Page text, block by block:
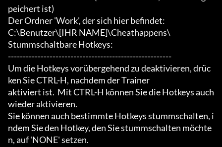
peichert ist)
Der Ordner 'Work', der sich hier befindet:
C:\Benutzer\[IHR NAME]\Cheathappens\
Stummschaltbare Hotkeys:
-------------------------------------------------------
Um die Hotkeys vorübergehend zu deaktivieren, drüc
ken Sie CTRL-H, nachdem der Trainer
aktiviert ist.  Mit CTRL-H können Sie die Hotkeys auch
wieder aktivieren.
Sie können auch bestimmte Hotkeys stummschalten, i
ndem Sie den Hotkey, den Sie stummschalten möchte
n, auf 'NONE' setzen.